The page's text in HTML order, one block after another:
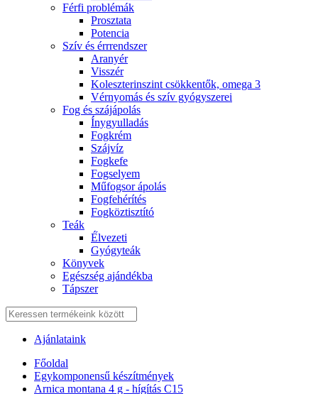
Férfi problémák
Prosztata
Potencia
Szív és érrrendszer
Aranyér
Visszér
Koleszterinszint csökkentők, omega 3
Vérnyomás és szív gyógyszerei
Fog és szájápolás
Í́nygyulladás
Fogkrém
Szájvíz
Fogkefe
Fogselyem
Műfogsor ápolás
Fogfehérítés
Fogköztisztító
Teák
É́lvezeti
Gyógyteák
Könyvek
Egészség ajándékba
Tápszer
Ajánlataink
Főoldal
Egykomponensű készítmények
Arnica montana 4 g - hígítás C15